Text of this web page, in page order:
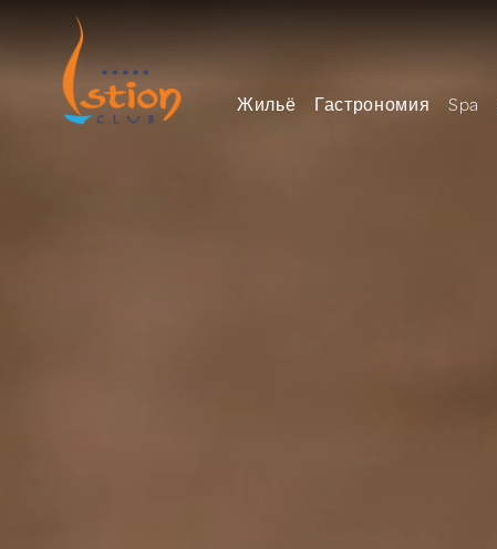
Жильё Гастрономия Spa